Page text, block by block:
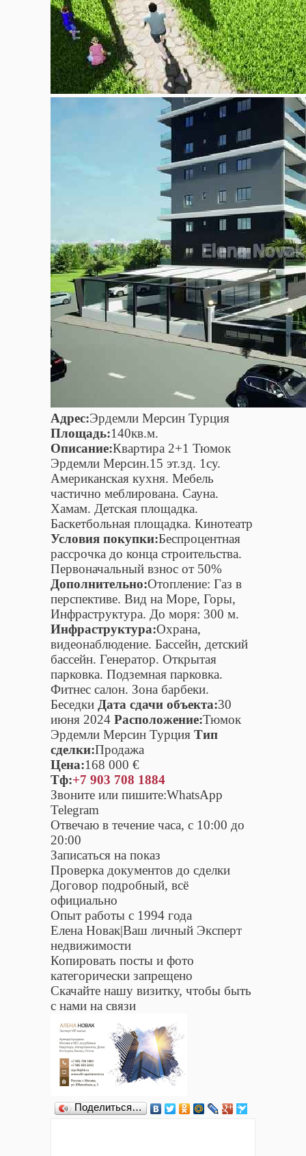
Адрес:Эрдемли Мерсин Турция
Площадь:140кв.м.
Описание:Квартира 2+1 Тюмок
Эрдемли Мерсин.15 эт.зд. 1су.
Американская кухня. Мебель
частично меблирована. Сауна.
Хамам. Детская площадка.
Баскетбольная площадка. Кинотеатр
Условия покупки:Беспроцентная
рассрочка до конца строительства.
Первоначальный взнос от 50%
Дополнительно:Отопление: Газ в
перспективе. Вид на Море, Горы,
Инфраструктура. До моря: 300 м.
Инфраструктура:Охрана,
видеонаблюдение. Бассейн, детский
бассейн. Генератор. Открытая
парковка. Подземная парковка.
Фитнес салон. Зона барбеки.
Беседки Дата сдачи объекта:30
июня 2024 Расположение:Тюмок
Эрдемли Мерсин Турция Тип
сделки:Продажа
Цена:168 000 €
Тф:+7 903 708 1884
Звоните или пишите:WhatsApp
Telegram
Отвечаю в течение часа, с 10:00 до
20:00
Записаться на показ
Проверка документов до сделки
Договор подробный, всё
официально
Опыт работы с 1994 года
Елена Новак|Ваш личный Эксперт
недвижимости
Копировать посты и фото
категорически запрещено
Скачайте нашу визитку, чтобы быть
с нами на связи
Поделиться…